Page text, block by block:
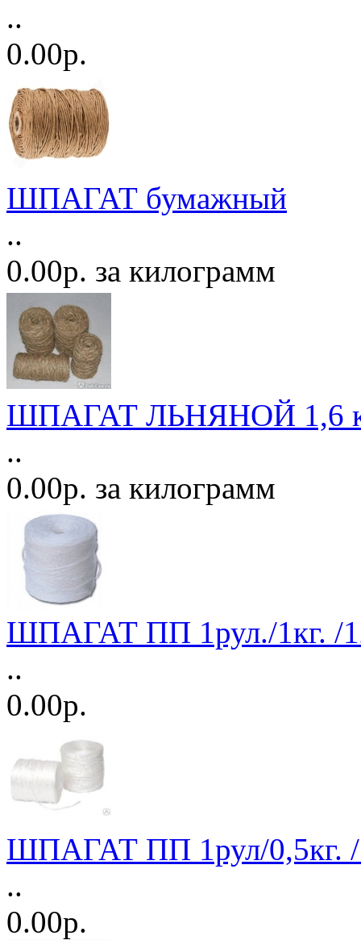
..
0.00р.
ШПАГАТ бумажный
..
0.00р. за килограмм
ШПАГАТ ЛЬНЯНОЙ 1,6
..
0.00р. за килограмм
ШПАГАТ ПП 1рул./1кг. /
..
0.00р.
ШПАГАТ ПП 1рул/0,5кг.
..
0.00р.